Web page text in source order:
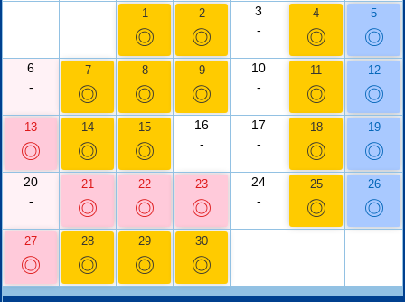
1
◎
2
◎
3
-
4
◎
5
◎
6
-
7
◎
8
◎
9
◎
10
-
11
◎
12
◎
13
◎
14
◎
15
◎
16
-
17
-
18
◎
19
◎
20
-
21
◎
22
◎
23
◎
24
-
25
◎
26
◎
27
◎
28
◎
29
◎
30
◎